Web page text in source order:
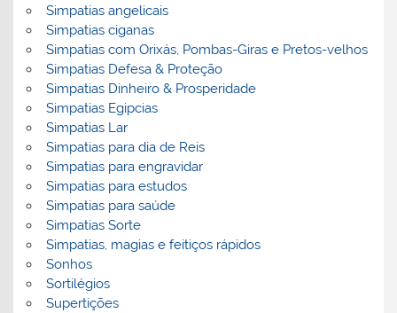
Simpatias angelicais
Simpatias ciganas
Simpatias com Orixás, Pombas-Giras e Pretos-velhos
Simpatias Defesa & Proteção
Simpatias Dinheiro & Prosperidade
Simpatias Egipcias
Simpatias Lar
Simpatias para dia de Reis
Simpatias para engravidar
Simpatias para estudos
Simpatias para saúde
Simpatias Sorte
Simpatias, magias e feitiços rápidos
Sonhos
Sortilégios
Supertições